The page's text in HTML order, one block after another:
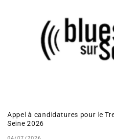
Appel à candidatures pour le
Seine 2026